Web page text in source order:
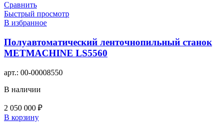
Сравнить
Быстрый просмотр
В избранное
Полуавтоматический ленточнопильный станок
METMACHINE LS5560
арт.: 00-00008550
В наличии
2 050 000 ₽
В корзину